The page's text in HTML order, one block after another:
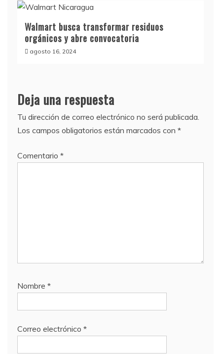
Walmart busca transformar residuos
orgánicos y abre convocatoria
agosto 16, 2024
Deja una respuesta
Tu dirección de correo electrónico no será publicada.
Los campos obligatorios están marcados con *
Comentario *
Nombre *
Correo electrónico *